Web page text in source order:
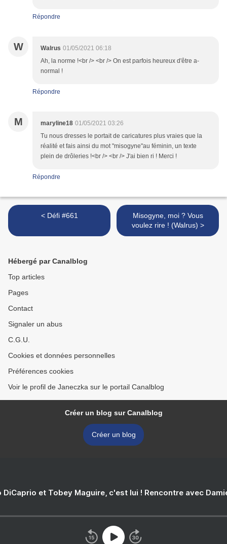
Répondre
W Walrus 01/05/2021 06:18
Ah, la norme !<br /> <br /> On est parfois heureux d'être a-
normal !
Répondre
M maryline18 01/05/2021 03:26
Tu nous dresses le portait de caricatures plus vraies que la
réalité et fais ainsi du mot "misogyne"au féminin, un texte
plein de drôleries !<br /> <br /> J'ai bien ri ! Merci !
Répondre
< Défi #661
Misogyne, moi ? Vous
voulez rire ! (Walrus) >
Hébergé par Canalblog
Top articles
Pages
Contact
Signaler un abus
C.G.U.
Cookies et données personnelles
Préférences cookies
Voir le profil de Janeczka sur le portail Canalblog
Créer un blog sur Canalblog
Créer un blog
DiCaprio et Tobey Maguire, c'est lui ! Rencontre avec